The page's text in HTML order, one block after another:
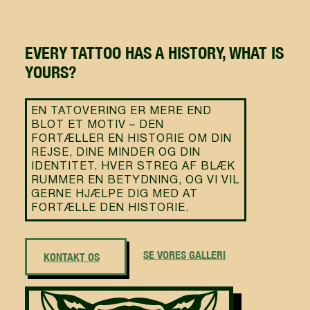
EVERY TATTOO HAS A HISTORY, WHAT IS
YOURS?
EN TATOVERING ER MERE END
BLOT ET MOTIV – DEN
FORTÆLLER EN HISTORIE OM DIN
REJSE, DINE MINDER OG DIN
IDENTITET. HVER STREG AF BLÆK
RUMMER EN BETYDNING, OG VI VIL
GERNE HJÆLPE DIG MED AT
FORTÆLLE DEN HISTORIE.
KONTAKT OS SE VORES GALLERI